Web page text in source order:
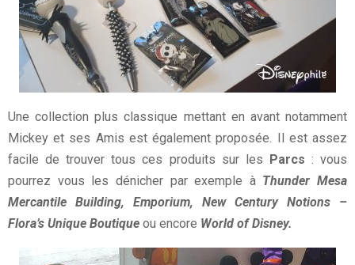
Une collection plus classique mettant en avant notamment
Mickey et ses Amis est également proposée. Il est assez
facile de trouver tous ces produits sur les Parcs : vous
pourrez vous les dénicher par exemple à Thunder Mesa
Mercantile Building, Emporium, New Century Notions –
Flora’s Unique Boutique ou encore World of Disney.